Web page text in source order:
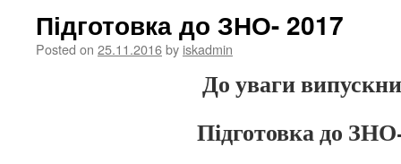
Підготовка до ЗНО- 2017
Posted on 25.11.2016by iskadmin
До уваги
Підготовка до